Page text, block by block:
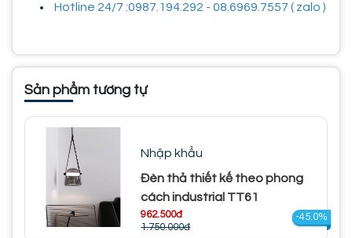
Hotline 24/7 :0987.194.292 - 08.6969.7557 ( zalo )
Sản phẩm tương tự
Nhập khẩu
Đèn thả thiết kế theo phong
cách industrial TT61
962.500đ
1.750.000đ
-45.0%